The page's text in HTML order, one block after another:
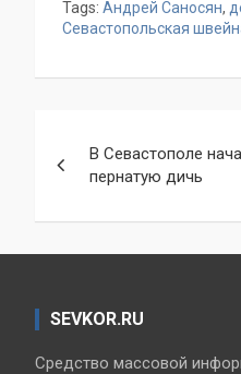
Tags: Андрей Саносян,
Севастопольская
по
записям
В Севастополе
пернатую дичь
SEVKOR.RU
Средство массовой